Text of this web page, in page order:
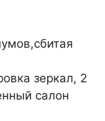
зеркал, 2
салон